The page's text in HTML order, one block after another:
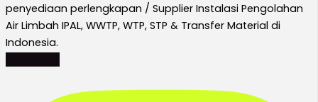
penyediaan perlengkapan / Supplier Instalasi Pengolahan
Air Limbah IPAL, WWTP, WTP, STP & Transfer Material di
Indonesia.